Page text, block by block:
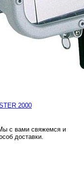
2000
с вами свяжемся и
доставки.